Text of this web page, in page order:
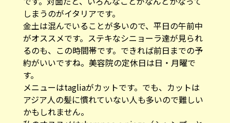
しまうのがイタリアです。
金土は混んでいることが多いので、平日の午前中
がオススメです。ステキなシニョーラ達が見られ
るのも、この時間帯です。できれば前日までの予
約がいいですね。美容院の定休日は日・月曜で
す。
メニューはtagliaがカットです。でも、カットは
アジア人の髪に慣れていない人も多いので難しい
かもしれません。